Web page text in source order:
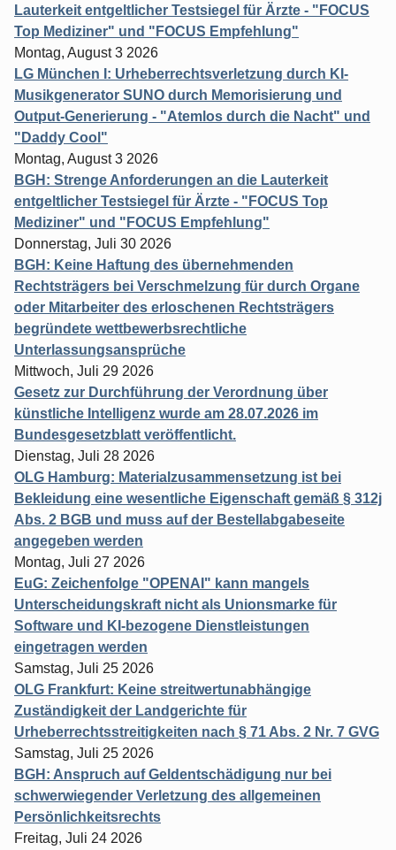
Lauterkeit entgeltlicher Testsiegel für Ärzte - "FOCUS
Top Mediziner" und "FOCUS Empfehlung"
Montag, August 3 2026
LG München I: Urheberrechtsverletzung durch KI-
Musikgenerator SUNO durch Memorisierung und
Output-Generierung - "Atemlos durch die Nacht" und
"Daddy Cool"
Montag, August 3 2026
BGH: Strenge Anforderungen an die Lauterkeit
entgeltlicher Testsiegel für Ärzte - "FOCUS Top
Mediziner" und "FOCUS Empfehlung"
Donnerstag, Juli 30 2026
BGH: Keine Haftung des übernehmenden
Rechtsträgers bei Verschmelzung für durch Organe
oder Mitarbeiter des erloschenen Rechtsträgers
begründete wettbewerbsrechtliche
Unterlassungsansprüche
Mittwoch, Juli 29 2026
Gesetz zur Durchführung der Verordnung über
künstliche Intelligenz wurde am 28.07.2026 im
Bundesgesetzblatt veröffentlicht.
Dienstag, Juli 28 2026
OLG Hamburg: Materialzusammensetzung ist bei
Bekleidung eine wesentliche Eigenschaft gemäß § 312j
Abs. 2 BGB und muss auf der Bestellabgabeseite
angegeben werden
Montag, Juli 27 2026
EuG: Zeichenfolge "OPENAI" kann mangels
Unterscheidungskraft nicht als Unionsmarke für
Software und KI-bezogene Dienstleistungen
eingetragen werden
Samstag, Juli 25 2026
OLG Frankfurt: Keine streitwertunabhängige
Zuständigkeit der Landgerichte für
Urheberrechtsstreitigkeiten nach § 71 Abs. 2 Nr. 7 GVG
Samstag, Juli 25 2026
BGH: Anspruch auf Geldentschädigung nur bei
schwerwiegender Verletzung des allgemeinen
Persönlichkeitsrechts
Freitag, Juli 24 2026